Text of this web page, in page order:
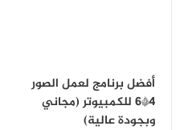
أفضل برنامج لعمل الصور
4*6 للكمبيوتر (مجاني
وبجودة عالية)